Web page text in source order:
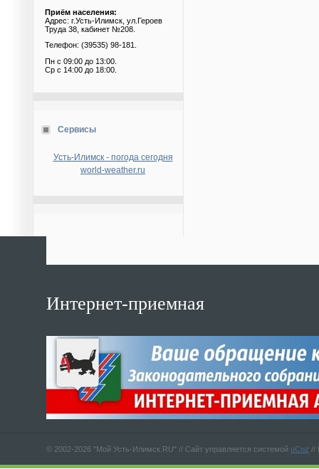
Приём населения:
Адрес: г.Усть-Илимск, ул.Героев
Труда 38, кабинет №208.
Телефон: (39535) 98-181.
Пн с 09:00 до 13:00.
Ср с 14:00 до 18:00.
Сервисы
Усть-Илимск - погода сегодня
world-weather.ru
Интернет-приемная
© 2002-2026 "Мой Усть-Илимск.RU" // Сайт управляется системой uCoz //